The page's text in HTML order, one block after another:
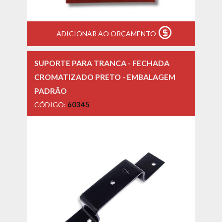
ADICIONAR AO ORÇAMENTO
SUPORTE PARA TRANCA - FECHADA
CROMATIZADO PRETO - EMBALAGEM
PADRÃO
CÓDIGO: 60345